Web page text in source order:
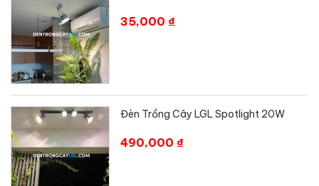
35,000 ₫
Đèn Trồng Cây LGL Spotlight 20W
490,000 ₫